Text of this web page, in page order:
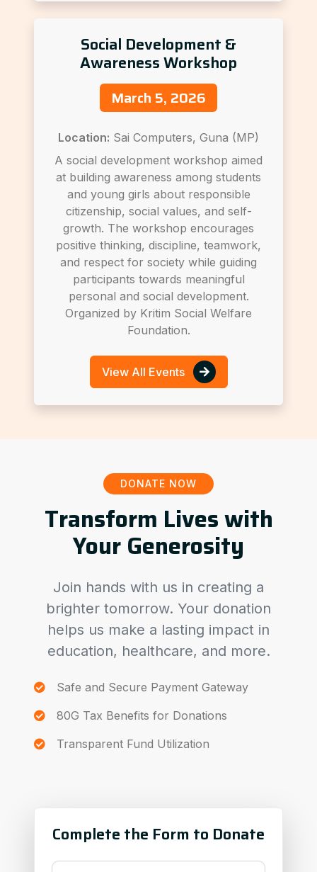
Social Development &
Awareness Workshop
March 5, 2026
Location: Sai Computers, Guna (MP)
A social development workshop aimed
at building awareness among students
and young girls about responsible
citizenship, social values, and self-
growth. The workshop encourages
positive thinking, discipline, teamwork,
and respect for society while guiding
participants towards meaningful
personal and social development.
Organized by Kritim Social Welfare
Foundation.
View All Events
DONATE NOW
Transform Lives with
Your Generosity
Join hands with us in creating a
brighter tomorrow. Your donation
helps us make a lasting impact in
education, healthcare, and more.
Safe and Secure Payment Gateway
80G Tax Benefits for Donations
Transparent Fund Utilization
Complete the Form to Donate